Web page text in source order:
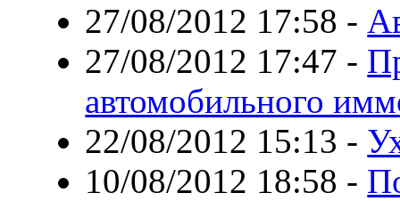
27/08/2012 17:58 -
27/08/2012 17:47 -
автомобильного
22/08/2012 15:13 -
10/08/2012 18:58 -